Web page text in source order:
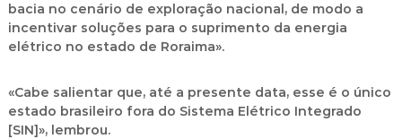
bacia no cenário de exploração nacional, de modo a
incentivar soluções para o suprimento da energia
elétrico no estado de Roraima».
«Cabe salientar que, até a presente data, esse é o único
estado brasileiro fora do Sistema Elétrico Integrado
[SIN]», lembrou.